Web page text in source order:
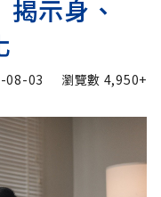
示身、
08-03 瀏覽數 4,950+